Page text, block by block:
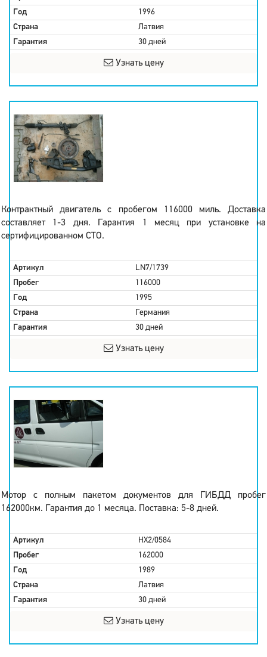
Год
1996
Страна
Латвия
Гарантия
30 дней
Узнать цену
Контрактный двигатель с пробегом 116000 миль. Доставка
составляет 1-3 дня. Гарантия 1 месяц при установке на
сертифицированном СТО.
Артикул
LN7/1739
Пробег
116000
Год
1995
Страна
Германия
Гарантия
30 дней
Узнать цену
Мотор с полным пакетом документов для ГИБДД пробег
162000км. Гарантия до 1 месяца. Поставка: 5-8 дней.
Артикул
HX2/0584
Пробег
162000
Год
1989
Страна
Латвия
Гарантия
30 дней
Узнать цену